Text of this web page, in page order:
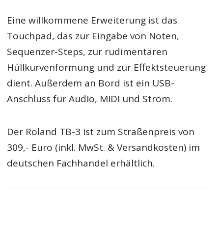
Eine willkommene Erweiterung ist das
Touchpad, das zur Eingabe von Noten,
Sequenzer-Steps, zur rudimentären
Hüllkurvenformung und zur Effektsteuerung
dient. Außerdem an Bord ist ein USB-
Anschluss für Audio, MIDI und Strom.
Der Roland TB-3 ist zum Straßenpreis von
309,- Euro (inkl. MwSt. & Versandkosten) im
deutschen Fachhandel erhältlich.